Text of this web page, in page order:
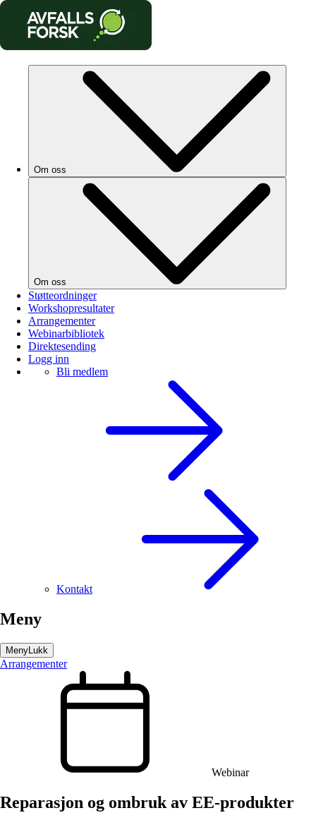
Om oss
Om oss
Støtteordninger
Workshopresultater
Arrangementer
Webinarbibliotek
Direktesending
Logg inn
Bli medlem
Kontakt
Meny
Meny Lukk
Arrangementer
Webinar
Reparasjon og ombruk av EE-produkter